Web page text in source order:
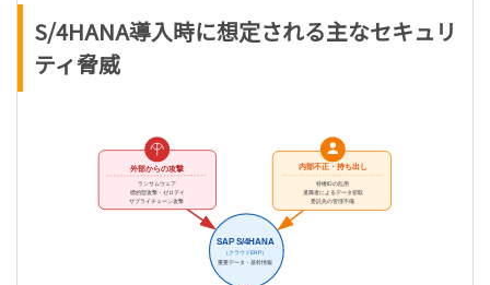
S/4HANA導入時に想定される主なセキュリ
ティ脅威
SAP S/4HANA
（クラウドERP）
重要データ・基幹情報
外部からの攻撃
ランサムウェア
標的型攻撃・ゼロデイ
サプライチェーン攻撃
内部不正・持ち出し
特権IDの乱用
退職者によるデータ窃取
委託先の管理不備